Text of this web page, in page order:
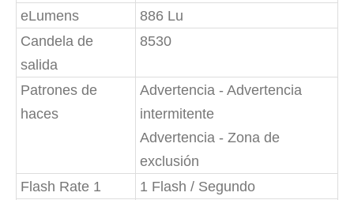
eLumens
886 Lu
Candela de
salida
8530
Patrones de
haces
Advertencia - Advertencia
intermitente
Advertencia - Zona de
exclusión
Flash Rate 1
1 Flash / Segundo